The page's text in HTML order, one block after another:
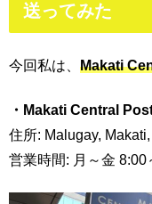
送ってみた
今回私は、 Makati
・Makati Central
住所: Malugay,
営業時間: 月～金